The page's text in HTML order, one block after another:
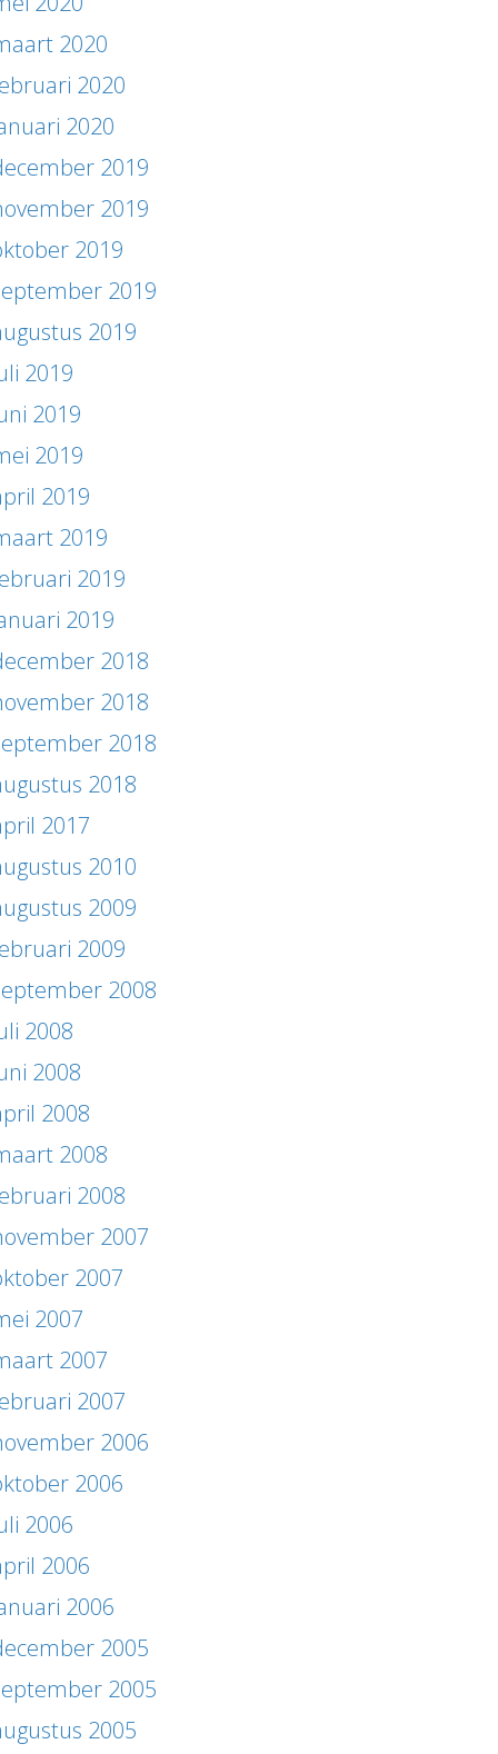
2020
2020
2020
2019
2019
2019
2019
2019
2019
2019
2019
2019
2019
2019
2019
2018
2018
2018
2018
2017
2010
2009
2009
2008
2008
2008
2008
2008
2008
2007
2007
2007
2007
2007
2006
2006
2006
2006
2006
2005
2005
2005